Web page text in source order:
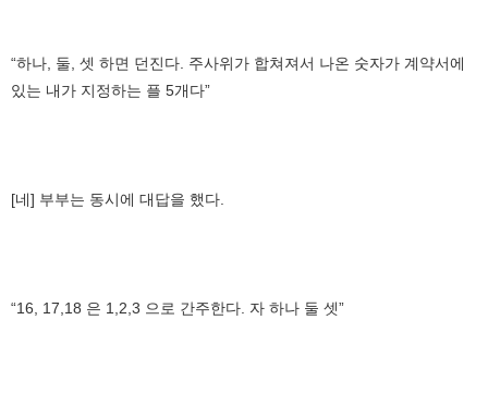
“하나, 둘, 셋 하면 던진다. 주사위가 합쳐져서 나온 숫자가 계약서에
있는 내가 지정하는 플 5개다”
[네] 부부는 동시에 대답을 했다.
“16, 17,18 은 1,2,3 으로 간주한다. 자 하나 둘 셋”